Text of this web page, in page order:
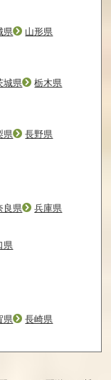
県
山形県
城県
栃木県
県 長野県
良県 兵庫県
県
県
長崎県